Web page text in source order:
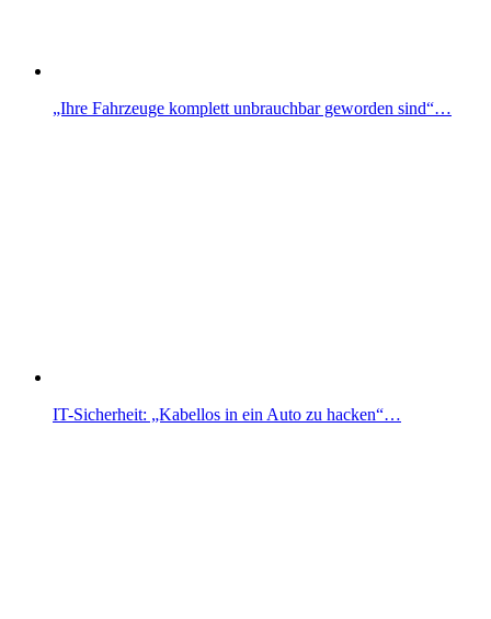
„Ihre Fahrzeuge komplett unbrauchbar geworden sind“…
IT-Sicherheit: „Kabellos in ein Auto zu hacken“…